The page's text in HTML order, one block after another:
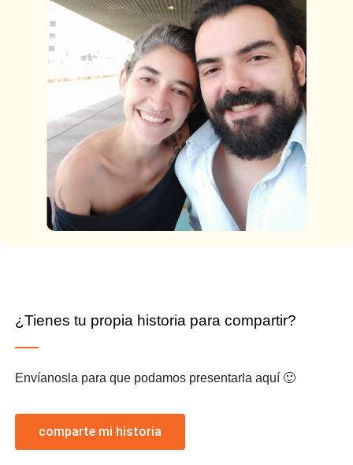
¿Tienes tu propia historia para compartir?
Envíanosla para que podamos presentarla aquí 🙂
comparte mi historia